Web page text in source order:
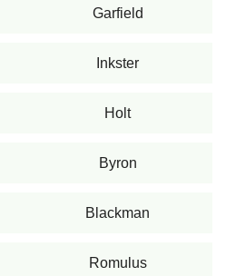
Garfield
Inkster
Holt
Byron
Blackman
Romulus